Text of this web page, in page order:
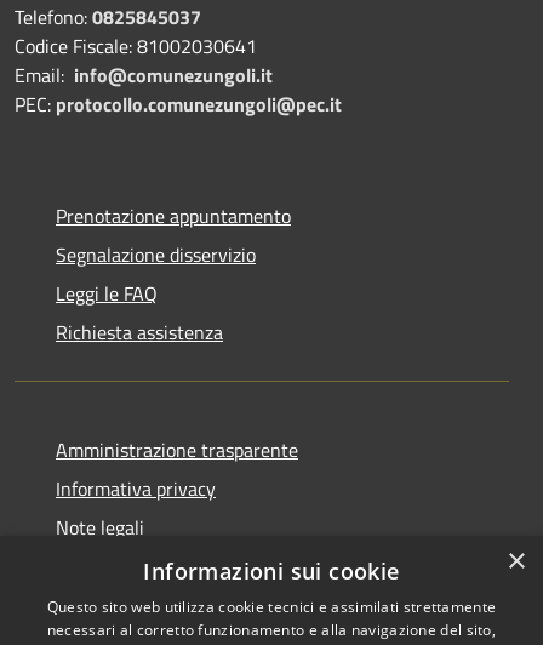
Telefono:0825845037
Codice Fiscale: 81002030641
Email: info@comunezungoli.it
PEC: protocollo.comunezungoli@pec.it
Prenotazione appuntamento
Segnalazione disservizio
Leggi le FAQ
Richiesta assistenza
Amministrazione trasparente
Informativa privacy
Note legali
Dichiarazione di accessibilità
×
Informazioni sui cookie
Questo sito web utilizza cookie tecnici e assimilati strettamente
necessari al corretto funzionamento e alla navigazione del sito,